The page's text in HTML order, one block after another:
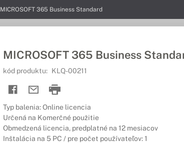
MICROSOFT 365 Business Standard
MICROSOFT 365 Business
kód produktu: KLQ-00211
Typ balenia: Online licencia
Určená na Komerčné použitie
Obmedzená licencia, predplatné na 12 mesiacov
Inštalácia na 5 PC / pre počet používateľov: 1